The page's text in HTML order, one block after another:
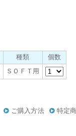
種類
個数
ＳＯＦＴ用
ご購入方法 特定